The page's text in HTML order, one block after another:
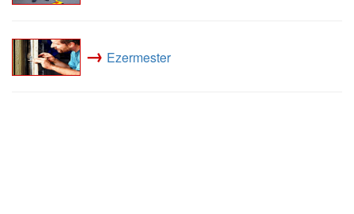
→ Ezermester